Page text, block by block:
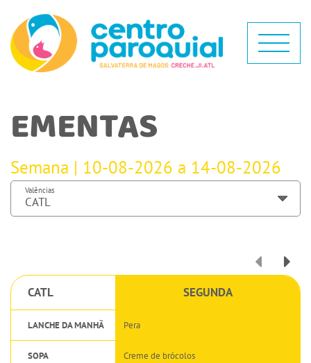
EMENTAS
Semana | 10-08-2026 a 14-08-2026
Valências
CATL SEGUNDA
LANCHE DA MANHÃ Pera
SOPA Creme de brócolos